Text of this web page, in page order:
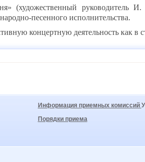
(художественный
песенного исполнительства.
концертную деятельность как в
Информация приемных комиссий
Порядки приема